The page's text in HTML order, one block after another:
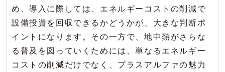
め、導入に際しては、エネルギーコストの削減で
設備投資を回収できるかどうかが、大きな判断ポ
イントになります。その一方で、地中熱がさらな
る普及を図っていくためには、単なるエネルギー
コストの削減だけでなく、プラスアルファの魅力